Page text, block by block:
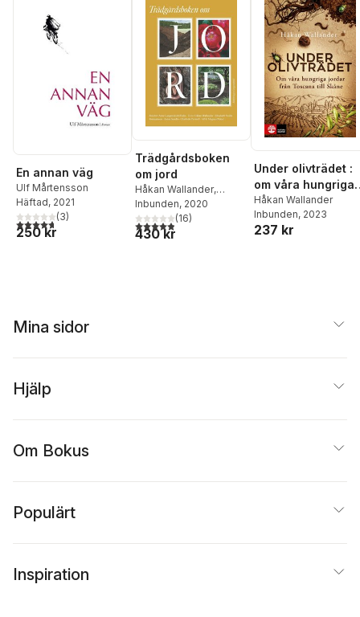
En annan väg
Ulf Mårtensson
Häftad, 2021
4,7utav 5 stjärnor. Totalt antal röster:
(3)
250 kr
Trädgårdsboken
om jord
Håkan Wallander,
Elisabeth Svalin-
Gunnarsson
Sundin,Charlotte
Inbunden, 2020
4,9utav 5 stjärnor. Totalt antal röster:
(16)
430 kr
Under olivträdet :
om våra hungriga
jordar från
Toscana till Skåne
Håkan Wallander
Inbunden, 2023
237 kr
Mina sidor
Hjälp
Om Bokus
Populärt
Inspiration